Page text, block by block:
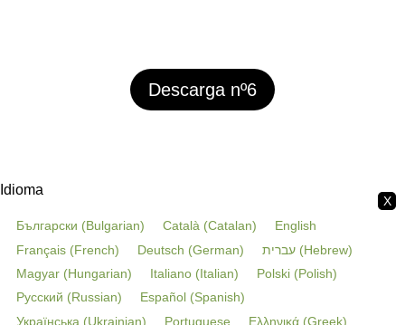
Descarga nº6
X
Idioma
Български (Bulgarian) Català (Catalan)
English
Français (French) Deutsch (German) עברית (Hebrew)
Magyar (Hungarian) Italiano (Italian) Polski (Polish)
Русский (Russian) Español (Spanish)
Українська (Ukrainian) Portuguese Ελληνικά (Greek)